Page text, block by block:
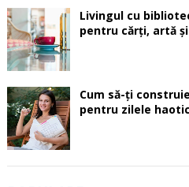
Livingul cu
pentru cărți, artă
Cum să-ți
pentru zilele